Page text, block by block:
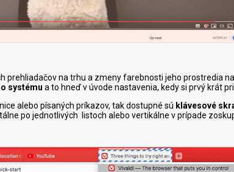
na trhu a zmeny farebnosti jeho prostredia
systému a to hneď v úvode nastavenia, kedy si prvý krát
alebo písaných príkazov, tak dostupné sú klávesové
po jednotlivých listoch alebo vertikálne v prípade